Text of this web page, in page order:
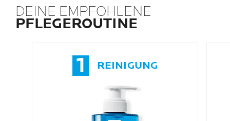
DEINE EMPFOHLENE
PFLEGEROUTINE
1 REINIGUNG